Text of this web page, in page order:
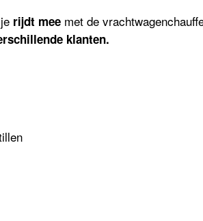
rijdt mee met de
klanten.